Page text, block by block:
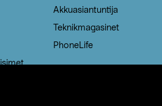
Akkuasiantuntija
Teknikmagasinet
PhoneLife